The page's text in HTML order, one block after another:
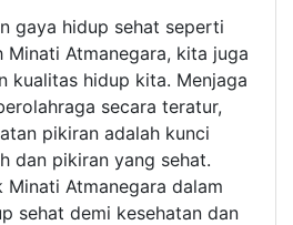
gaya hidup sehat seperti
Minati Atmanegara, kita juga
kualitas hidup kita. Menjaga
secara teratur,
pikiran adalah kunci
dan pikiran yang sehat.
Atmanegara dalam
sehat demi kesehatan dan